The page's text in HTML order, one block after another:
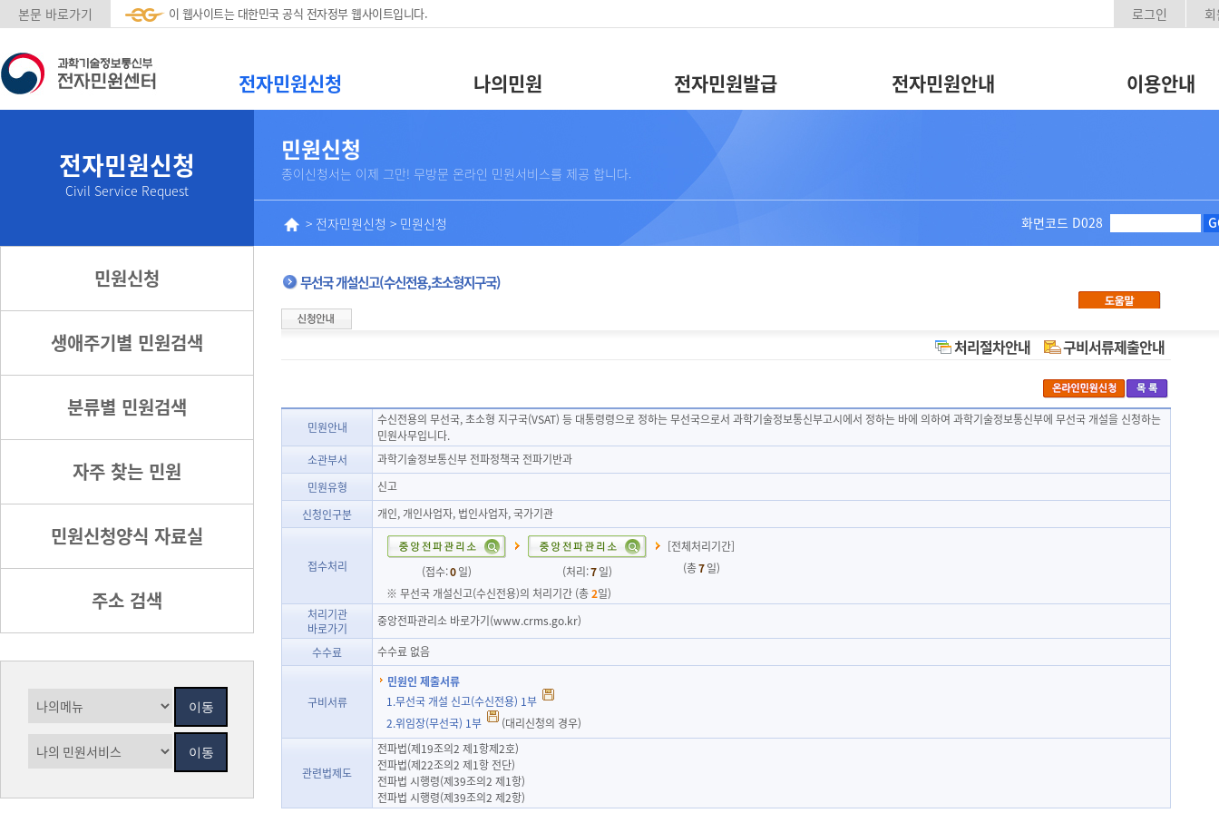
본문 바로가기 이 웹사이트는 대한민국 공식 전자정부 웹사이트입니다. 로그인
전자민원신청 나의민원 전자민원발급 전자민원안내 이용안내
전자민원신청
Civil Service Request
민원신청
생애주기별 민원검색
분류별 민원검색
자주 찾는 민원
민원신청양식 자료실
주소 검색
민원신청
종이신청서는 이제 그만! 무방문 온라인 민원서비스를 제공 합니다.
> 전자민원신청 > 민원신청 화면코드 D028
무선국 개설신고(수신전용,초소형지구국)
처리절차안내 구비서류제출안내
민원안내
수신전용의 무선국, 초소형 지구국(VSAT) 등 대통령령으로 정하는 무선국으로서 과학기술정보통신부고시에서 정하는 바에 의하여 과학기술정보통신부에 무선국 개설을 신청하는
민원사무입니다.
소관부서
과학기술정보통신부 전파정책국 전파기반과
민원유형
신고
신청인구분
개인, 개인사업자, 법인사업자, 국가기관
접수처리 (접수:0 일) (처리:7 일)
[전체처리기간]
(총7 일)
※ 무선국 개설신고(수신전용)의 처리기간 (총2일)
처리기관
바로가기
중앙전파관리소 바로가기(www.crms.go.kr)
수수료 수수료 없음
구비서류
민원인 제출서류
1.무선국 개설 신고(수신전용) 1부
2.위임장(무선국) 1부
(대리신청의 경우)
관련법제도
전파법(제19조의2 제1항제2호)
전파법(제22조의2 제1항 전단)
전파법 시행령(제39조의2 제1항)
전파법 시행령(제39조의2 제2항)